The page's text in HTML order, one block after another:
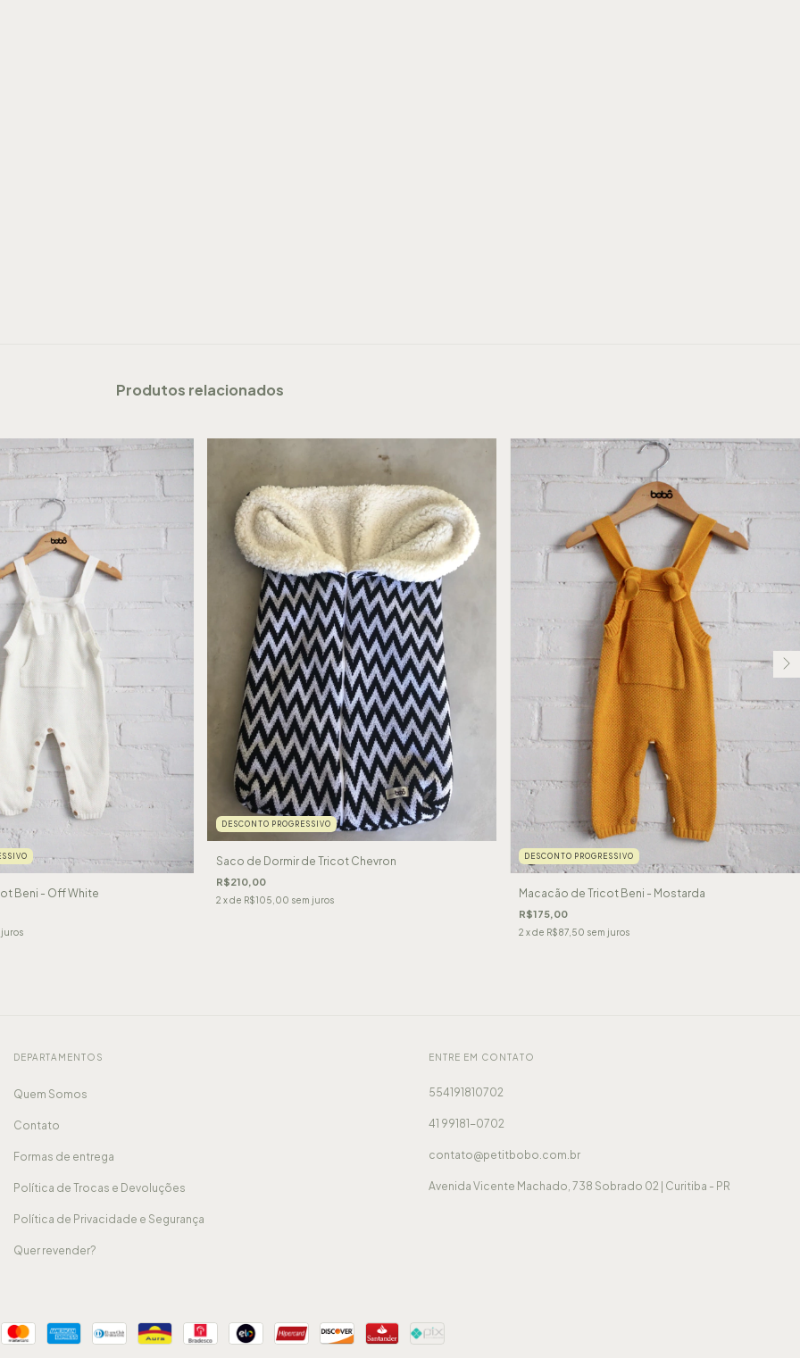
Produtos relacionados
Beni - Off White
DESCONTO PROGRESSIVO
Saco de Dormir de Tricot Chevron
R$210,00
2 x de R$105,00 sem juros
DESCONTO PROGRESSIVO
Macacão de Tricot Beni - Mostarda
R$175,00
2 x de R$87,50 sem juros
DEPARTAMENTOS
Quem Somos
Contato
Formas de entrega
Política de Trocas e Devoluções
Política de Privacidade e Segurança
Quer revender?
ENTRE EM CONTATO
554191810702
41 99181-0702
contato@petitbobo.com.br
Avenida Vicente Machado, 738 Sobrado 02 | Curitiba - PR